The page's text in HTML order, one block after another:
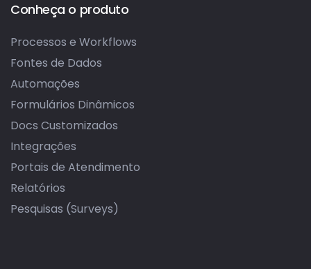
Conheça o produto
Processos e Workflows
Fontes de Dados
Automações
Formulários Dinâmicos
Docs Customizados
Integrações
Portais de Atendimento
Relatórios
Pesquisas (Surveys)